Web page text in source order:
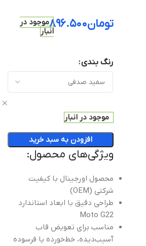
تومان۸۹۶.۵۰۰موجود در
انبار
رنگ بندی
موجود در انبار
افزودن به سبد خرید
ویژگی‌های محصول:
محصول اورجینال با کیفیت
شرکتی (OEM)
طراحی دقیق با ابعاد استاندارد
Moto G22
مناسب برای تعویض قاب
آسیب‌دیده، خط‌خورده یا فرسوده